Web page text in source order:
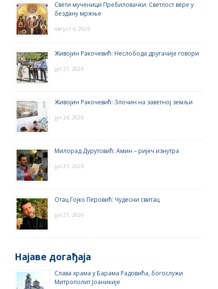
Свети мученици Пребиловачки: Светлост вере у
бездану мржње
август 6, 2026
Живојин Ракочевић: Неслобода другачије говори
јул 27, 2026
Живојин Ракочевић: Злочин на заветној земљи
јул 24, 2026
Милорад Дурутовић: Амин – ријеч изнутра
јул 21, 2026
Отац Гојко Перовић: Чудесни свитац
јул 21, 2026
Најаве догађаја
Слава храма у Барама Радовића, богослужи
Митрополит Јоаникије